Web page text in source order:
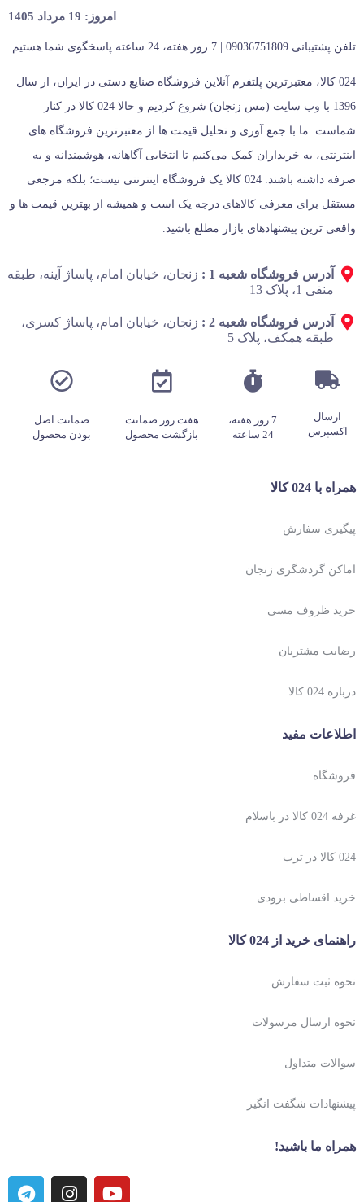
امروز: 19 مرداد 1405
تلفن پشتیبانی 09036751809 | 7 روز هفته، 24 ساعته پاسخگوی شما هستیم
024 کالا، معتبرترین پلتفرم آنلاین فروشگاه صنایع دستی در ایران، از سال
1396 با وب سایت (مس زنجان) شروع کردیم و حالا 024 کالا در کنار
شماست. ما با جمع‌ آوری و تحلیل قیمت‌ ها از معتبرترین فروشگاه‌ های
اینترنتی، به خریداران کمک می‌کنیم تا انتخابی آگاهانه، هوشمندانه و به‌
صرفه داشته باشند. 024 کالا یک فروشگاه اینترنتی نیست؛ بلکه مرجعی
مستقل برای معرفی کالاهای درجه یک است و همیشه از بهترین قیمت‌ ها و
واقعی‌ ترین پیشنهادهای بازار مطلع باشید.
آدرس فروشگاه شعبه 1 :
زنجان، خیابان امام، پاساژ آینه، طبقه
منفی 1، پلاک 13
آدرس فروشگاه شعبه 2 :
زنجان، خیابان امام، پاساژ کسری،
طبقه همکف، پلاک 5
ارسال
اکسپرس
7 روز هفته،
24 ساعته
هفت روز ضمانت
بازگشت محصول
ضمانت اصل
بودن محصول
همراه با 024 کالا
پیگیری سفارش
اماکن گردشگری زنجان
خرید ظروف مسی
رضایت مشتریان
درباره 024 کالا
اطلاعات مفید
فروشگاه
غرفه 024 کالا در باسلام
024 کالا در ترب
خرید اقساطی بزودی…
راهنمای خرید از 024 کالا
نحوه ثبت سفارش
نحوه ارسال مرسولات
سوالات متداول
پیشنهادات شگفت انگیز
همراه ما باشید!